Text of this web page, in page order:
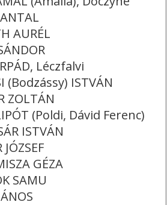
AURÉL
Léczfalvi
(Bodzássy) ISTVÁN
ZOLTÁN
(Poldi, Dávid Ferenc)
ISTVÁN
GÉZA
SAMU